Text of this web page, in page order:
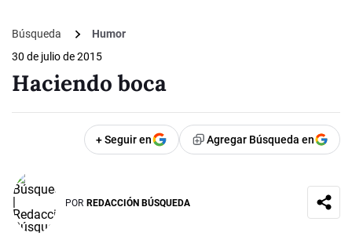
Búsqueda
Humor
30 de julio de 2015
Haciendo boca
+ Seguir en Agregar Búsqueda en
POR REDACCIÓN BÚSQUEDA